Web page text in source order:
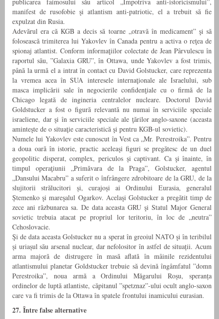
manifest de rusofobie şi atlantism anti-patriotic, el a trebuit să fie
expulzat din Rusia.
Adevărul era că KGB a decis să toarne „otravă în medicament” şi să
folosească trimiterea lui Yakovlev în Canada pentru a activa o reţea de
spionaj atlantist. Conform informaţiilor colectate de Jean Pârvulescu în
raportul său, ”Galaxia GRU”, în Ottawa, unde Yakovlev a fost trimis,
până la urmă el a intrat în contact cu David Golstucker, care reprezenta
la vremea acea în SUA interesele internaţionale ale Israelului, sub
masca implicării sale în negocierile confidenţiale cu o firmă de la
Chicago legată de ingineria centralelor nucleare. Doctorul David
Goldstucker a fost o figură relevantă nu numai în serviciile speciale
israeliene, dar şi în serviciile speciale ale ţărilor anglo-saxone (aceasta
aminteşte de o situaţie caracteristică şi pentru KGB-ul sovietic).
Numele lui Yakovlev este cunoscut în Vest ca „Mr. Perestroika”. Pentru
a doua oară în istorie, practic aceleaşi figuri se pregătesc de un duel
geopolitic disperat, complex, periculos și captivant. Ca şi înainte, în
timpul operaţiunii „Primăvara de la Praga”, Golstucker, agentul
„Dansului Macabru” a suferit o înfrângere zdrobitoare de la GRU, de la
slujitorii strălucitori și, curajoși ai Ordinului Eurasia, generalul
Ștemenko şi mareşalul Ogarkov. Acelaşi Golstucker a pregătit timp de
zece ani răzbunarea sa. De data aceasta GRU şi Statul Major General
sovietic trebuia atacat pe propriul lor teritoriu, în loc de „neutra”
Cehoslovacie.
Şi de data aceasta Golstucker nu a sperat în greoiul NATO şi în teribilul
și uriașul său arsenal nuclear, dar nefolositor în astfel de situații. Acum
arma majoră de distrugere în masă aflată în mâinile rezidentului
atlantismului planetar Goldstucker trebuie să devină îngâmfatul ”domn
Perestroika”, noua armă a Ordinului Măgarului Roșu, speranța
ordinelor de luptă atlantiste, căpitanul ”spetznaz”-ului ocult anglo-saxon
care va fi trimis de la Ottawa în spatele frontului inamicului eurasian.
27. Între false alternative